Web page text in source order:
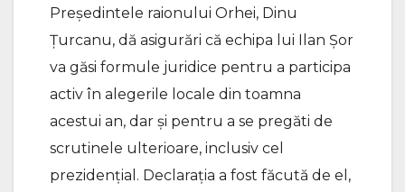
Președintele raionului Orhei, Dinu
Țurcanu, dă asigurări că echipa lui Ilan Șor
va găsi formule juridice pentru a participa
activ în alegerile locale din toamna
acestui an, dar și pentru a se pregăti de
scrutinele ulterioare, inclusiv cel
prezidențial. Declarația a fost făcută de el,